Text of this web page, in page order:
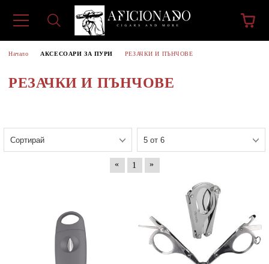
Начало АКСЕСОАРИ ЗА ПУРИ РЕЗАЧКИ И ПЪНЧОВЕ
РЕЗАЧКИ И ПЪНЧОВЕ
« 1 »